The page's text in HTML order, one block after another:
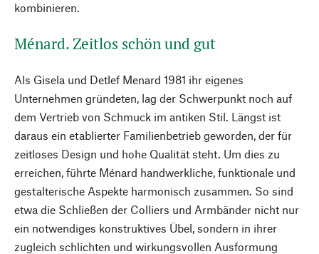
kombinieren.
Ménard. Zeitlos schön und gut
Als Gisela und Detlef Menard 1981 ihr eigenes
Unternehmen gründeten, lag der Schwerpunkt noch auf
dem Vertrieb von Schmuck im antiken Stil. Längst ist
daraus ein etablierter Familienbetrieb geworden, der für
zeitloses Design und hohe Qualität steht. Um dies zu
erreichen, führte Ménard handwerkliche, funktionale und
gestalterische Aspekte harmonisch zusammen. So sind
etwa die Schließen der Colliers und Armbänder nicht nur
ein notwendiges konstruktives Übel, sondern in ihrer
zugleich schlichten und wirkungsvollen Ausformung